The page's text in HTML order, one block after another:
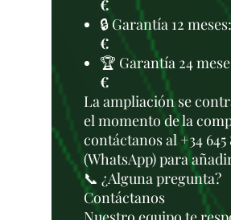
€
🔒 Garantía 12
€
🏆 Garantía 24
€
La ampliación se
el momento de la
contáctanos al +34 645
(WhatsApp) para
📞 ¿Alguna pregunta?
Contáctanos